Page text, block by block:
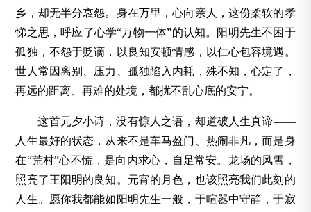
乡，却无半分哀怨。身在万里，心向亲人，这份柔软的孝
悌之思，呼应了心学“万物一体”的认知。阳明先生不困于
孤独，不怨于贬谪，以良知安顿情感，以仁心包容境遇。
世人常因离别、压力、孤独陷入内耗，殊不知，心定了，
再远的距离、再难的处境，都扰不乱心底的安宁。
这首元夕小诗，没有惊人之语，却道破人生真谛——
人生最好的状态，从来不是车马盈门、热闹非凡，而是身
在“荒村”心不慌，是向内求心，自足常安。龙场的风雪，
照亮了王阳明的良知。元宵的月色，也该照亮我们此刻的
人生。愿你我都能如阳明先生一般，于喧嚣中守静，于寂